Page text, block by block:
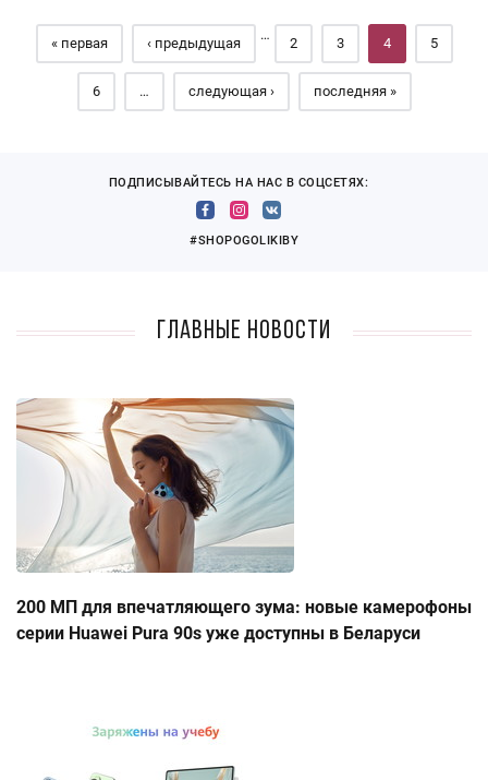
« первая ‹ предыдущая
…
2 3 4 5
6 … следующая › последняя »
ПОДПИСЫВАЙТЕСЬ НА НАС В СОЦСЕТЯХ:
#SHOPOGOLIKIBY
Главные новости
200 МП для впечатляющего зума: новые камерофоны
серии Huawei Pura 90s уже доступны в Беларуси